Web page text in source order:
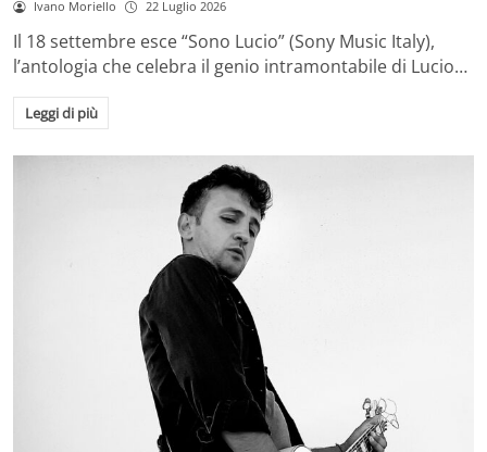
Ivano Moriello 22 Luglio 2026
Il 18 settembre esce “Sono Lucio” (Sony Music Italy),
l’antologia che celebra il genio intramontabile di Lucio…
Leggi di più